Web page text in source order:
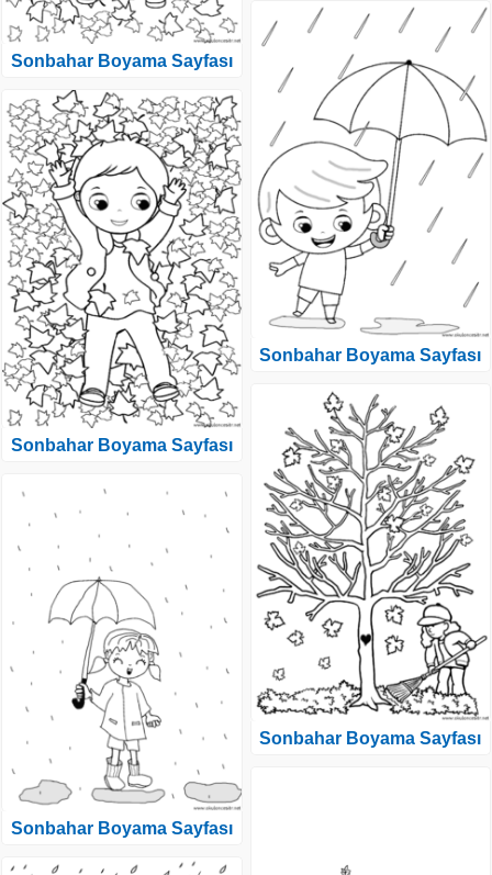
Sonbahar Boyama Sayfası
Sonbahar Boyama Sayfası
Sonbahar Boyama Sayfası
Sonbahar Boyama Sayfası
Sonbahar Boyama Sayfası